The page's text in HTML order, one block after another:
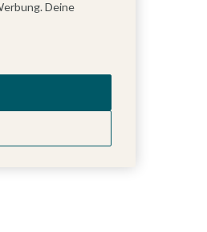
Deine